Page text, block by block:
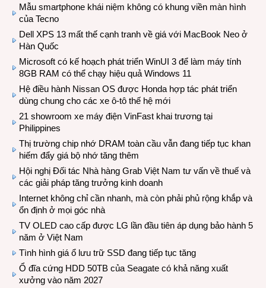
Mẫu smartphone khái niệm không có khung viền màn hình
của Tecno
Dell XPS 13 mất thế cạnh tranh về giá với MacBook Neo ở
Hàn Quốc
Microsoft có kế hoạch phát triển WinUI 3 để làm máy tính
8GB RAM có thể chạy hiệu quả Windows 11
Hệ điều hành Nissan OS được Honda hợp tác phát triển
dùng chung cho các xe ô-tô thế hệ mới
21 showroom xe máy điện VinFast khai trương tại
Philippines
Thị trường chip nhớ DRAM toàn cầu vẫn đang tiếp tục khan
hiếm đẩy giá bộ nhớ tăng thêm
Hội nghị Đối tác Nhà hàng Grab Việt Nam tư vấn về thuế và
các giải pháp tăng trưởng kinh doanh
Internet không chỉ cần nhanh, mà còn phải phủ rộng khắp và
ổn định ở mọi góc nhà
TV OLED cao cấp được LG lần đầu tiên áp dụng bảo hành 5
năm ở Việt Nam
Tình hình giá ổ lưu trữ SSD đang tiếp tục tăng
Ổ đĩa cứng HDD 50TB của Seagate có khả năng xuất
xưởng vào năm 2027